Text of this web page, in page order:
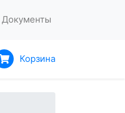
Документы
Корзина